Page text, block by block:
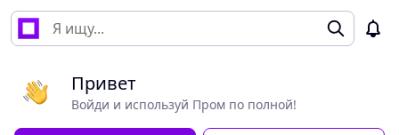
Привет
Войди и используй Пром по полной!